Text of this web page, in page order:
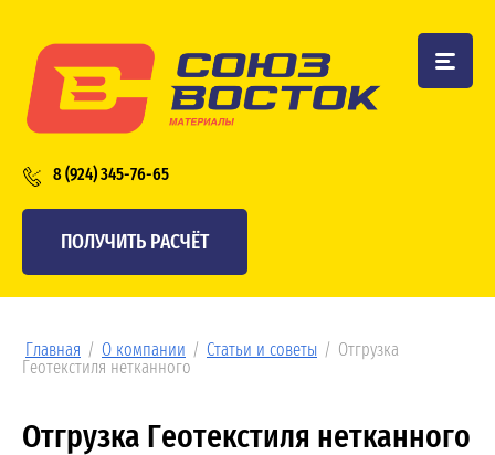
8 (924) 345-76-65
ПОЛУЧИТЬ РАСЧЁТ
Главная / О компании / Статьи и советы / Отгрузка
Геотекстиля нетканного
Отгрузка Геотекстиля нетканного